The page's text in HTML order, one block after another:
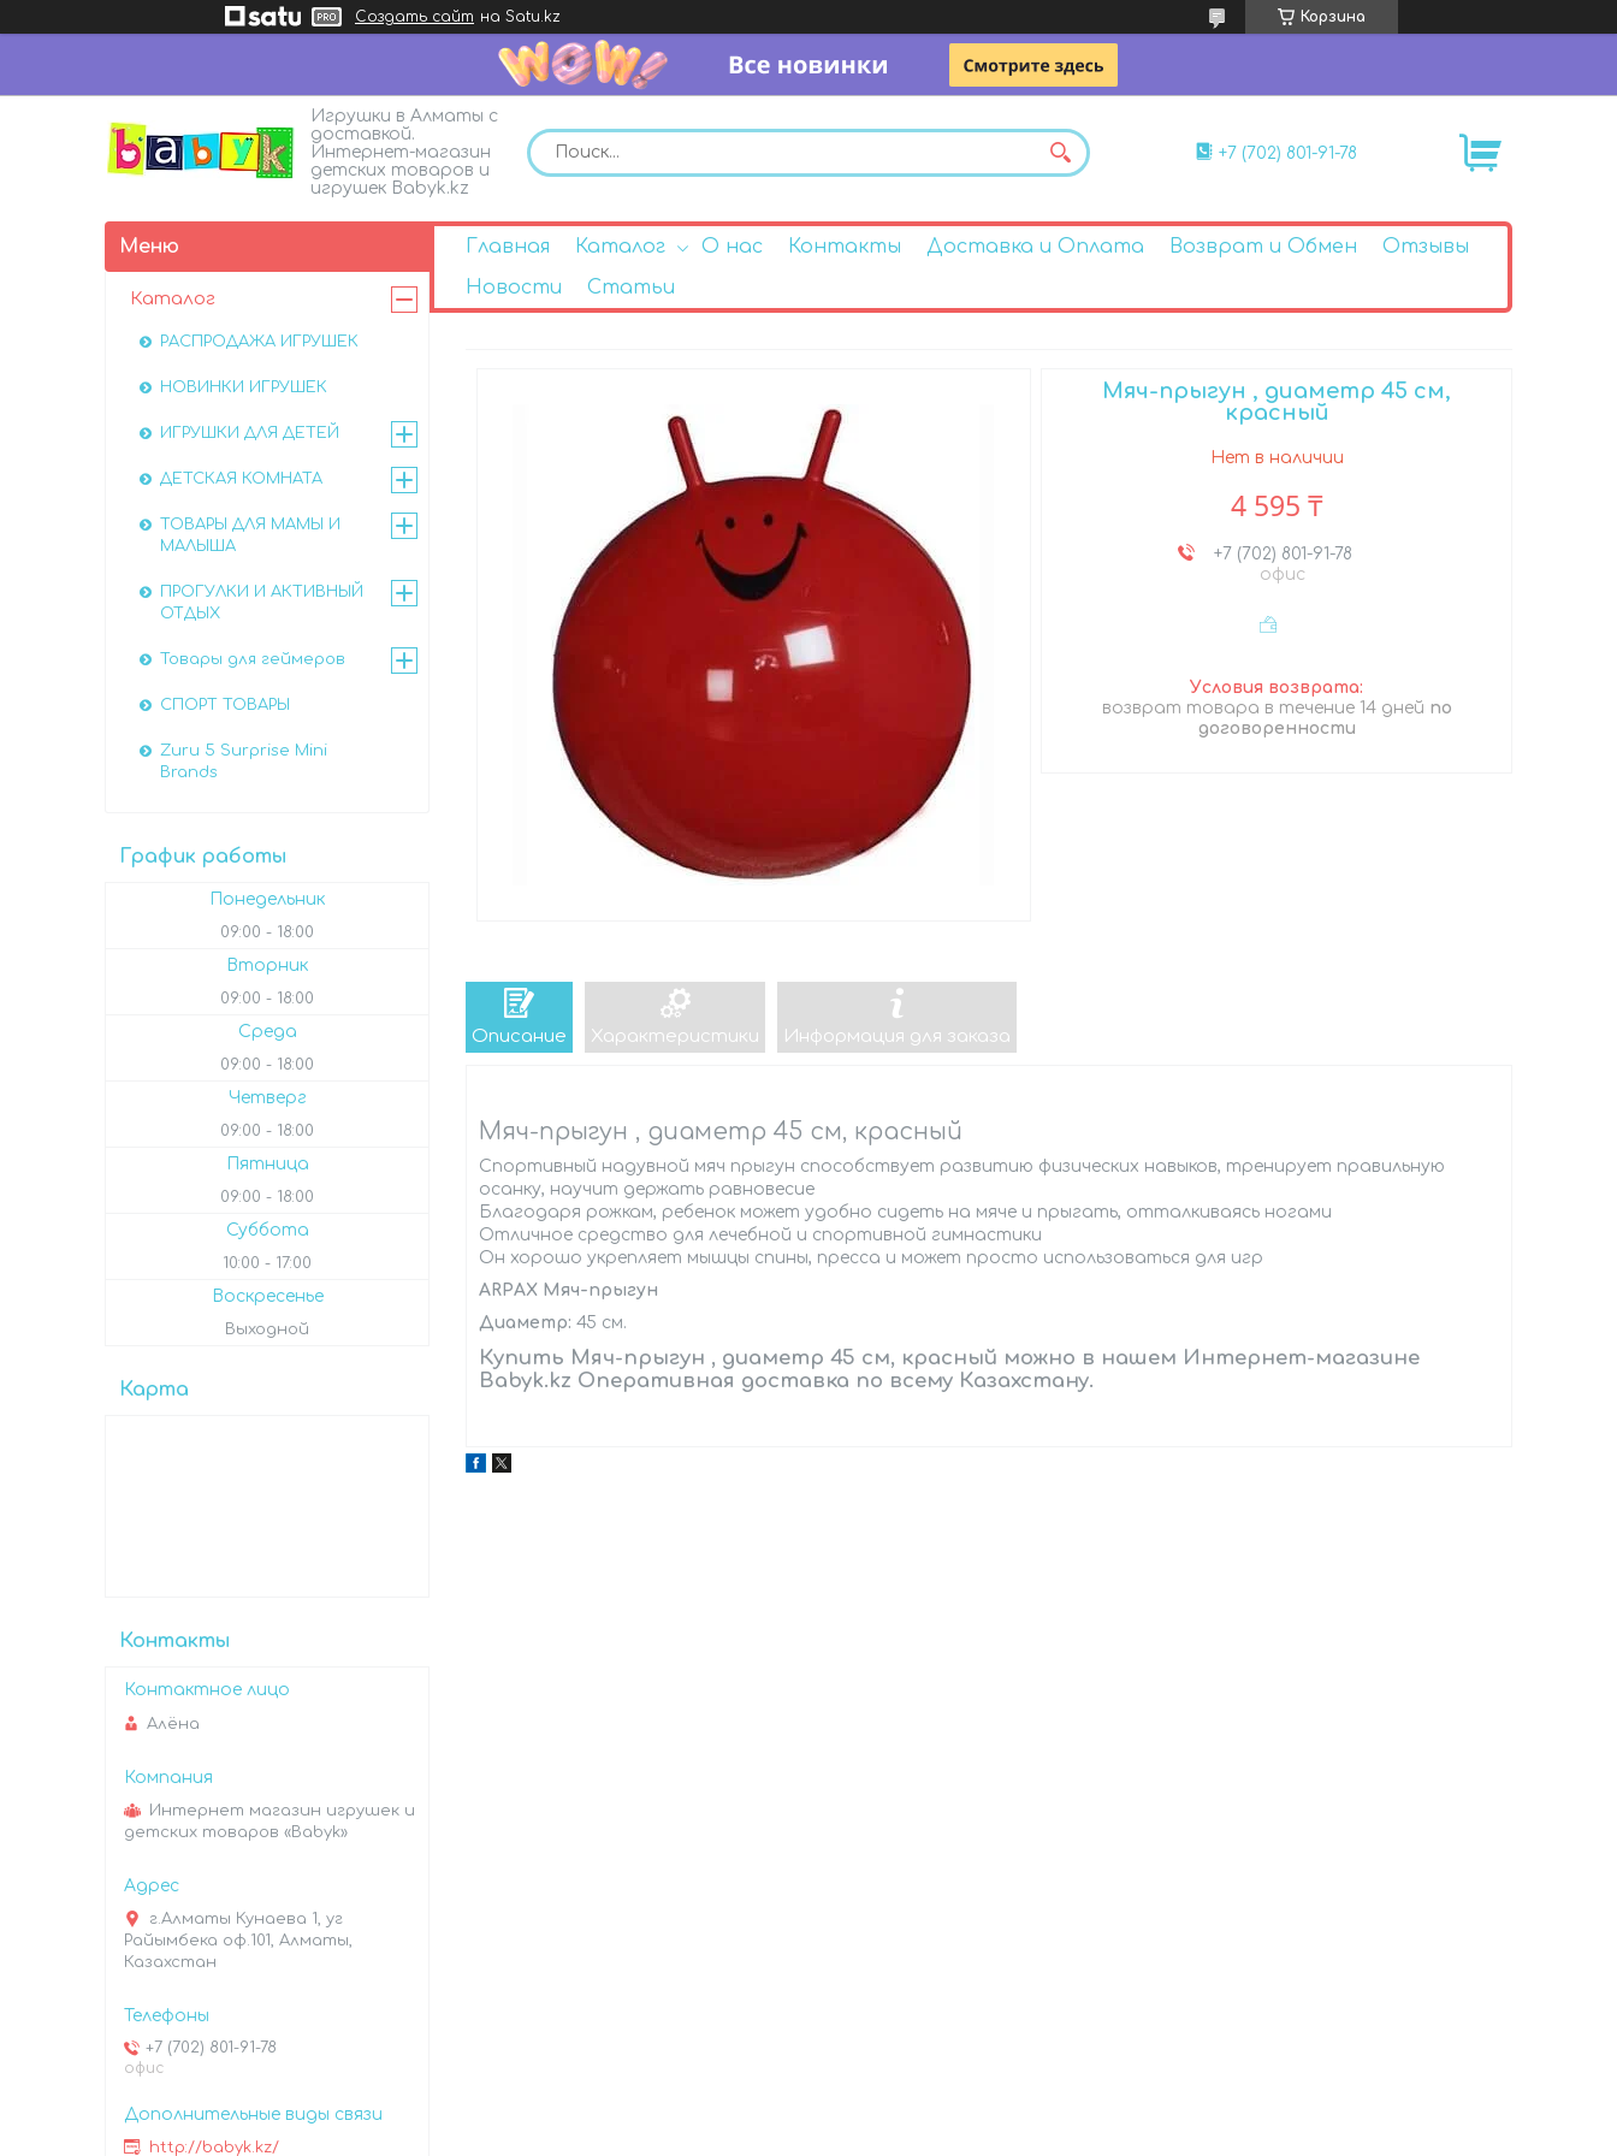
Создать сайт на Satu.kz Корзина
Игрушки в Алматы с
доставкой.
Интернет-магазин
детских товаров и
игрушек Babyk.kz
+7 (702) 801-91-78
Главная Каталог О нас Контакты Доставка и Оплата Возврат и Обмен
Отзывы
Новости
Статьи
Мяч-прыгун , диаметр 45 см,
красный
Нет в наличии
4 595 ₸
+7 (702) 801-91-78
офис
возврат товара в течение 14 дней по
договоренности
Описание Характеристики Информация для заказа
Мяч-прыгун , диаметр 45 см, красный
Спортивный надувной мяч прыгун способствует развитию физических навыков, тренирует правильную
осанку, научит держать равновесие
Благодаря рожкам, ребенок может удобно сидеть на мяче и прыгать, отталкиваясь ногами
Отличное средство для лечебной и спортивной гимнастики
Он хорошо укрепляет мышцы спины, пресса и может просто использоваться для игр
ARPAX Мяч-прыгун
Диаметр: 45 см.
Купить Мяч-прыгун , диаметр 45 см, красный можно в нашем Интернет-магазине
Babyk.kz Оперативная доставка по всему Казахстану.
Каталог
РАСПРОДАЖА ИГРУШЕК
НОВИНКИ ИГРУШЕК
ИГРУШКИ ДЛЯ ДЕТЕЙ
ДЕТСКАЯ КОМНАТА
ТОВАРЫ ДЛЯ МАМЫ И
МАЛЫША
ПРОГУЛКИ И АКТИВНЫЙ
ОТДЫХ
Товары для геймеров
СПОРТ ТОВАРЫ
Zuru 5 Surprise Mini
Brands
График работы
Понедельник
09:00 18:00
Вторник
09:00 18:00
Среда
09:00 18:00
Четверг
09:00 18:00
Пятница
09:00 18:00
Суббота
10:00 17:00
Воскресенье
Выходной
Карта
Контакты
Алёна
Интернет магазин игрушек и
детских товаров «Babyk»
г.Алматы Кунаева 1, уг
Райымбека оф.101, Алматы,
Казахстан
+7 (702) 801-91-78
офис
http://babyk.kz/